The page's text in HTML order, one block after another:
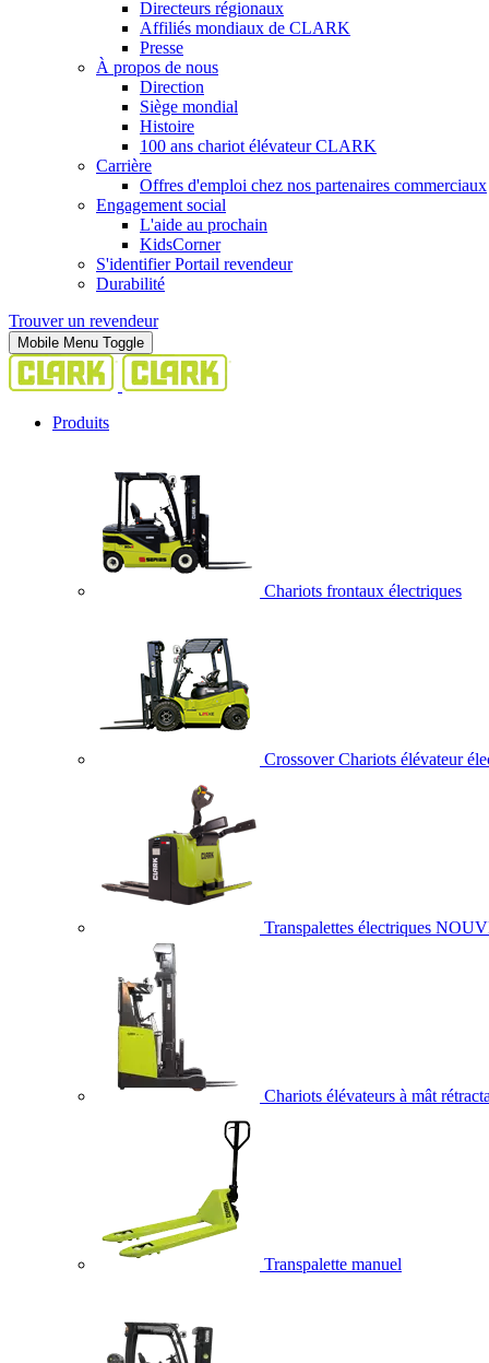
Directeurs régionaux
Affiliés mondiaux de CLARK
Presse
À propos de nous
Direction
Siège mondial
Histoire
100 ans chariot élévateur CLARK
Carrière
Offres d'emploi chez nos partenaires commerciaux
Engagement social
L'aide au prochain
KidsCorner
S'identifier Portail revendeur
Durabilité
Trouver un revendeur
Mobile Menu Toggle
Produits
Chariots frontaux électriques
Crossover Chariots élévateur
Transpalettes électriques
Chariots élévateurs à mât
Transpalette manuel